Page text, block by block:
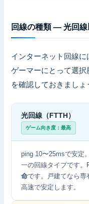
回線の種類 — 光回線
インターネット回線
ゲーマーにとって選
を確認しておきましょ
光回線（FTTH）
ゲーム向き度：最高
ping 10〜25msで安定
一の回線タイプです。
命です。戸建てなら専
高速で安定します。